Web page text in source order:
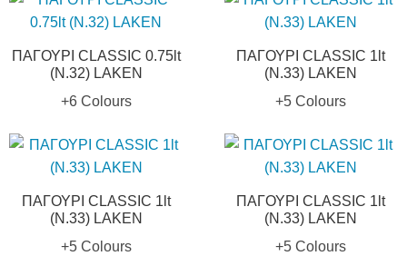
ΠΑΓΟΥΡΙ CLASSIC 0.75lt
(N.32) LAKEN
+6 Colours
ΠΑΓΟΥΡΙ CLASSIC 1lt
(N.33) LAKEN
+5 Colours
ΠΑΓΟΥΡΙ CLASSIC 1lt
(N.33) LAKEN
+5 Colours
ΠΑΓΟΥΡΙ CLASSIC 1lt
(N.33) LAKEN
+5 Colours